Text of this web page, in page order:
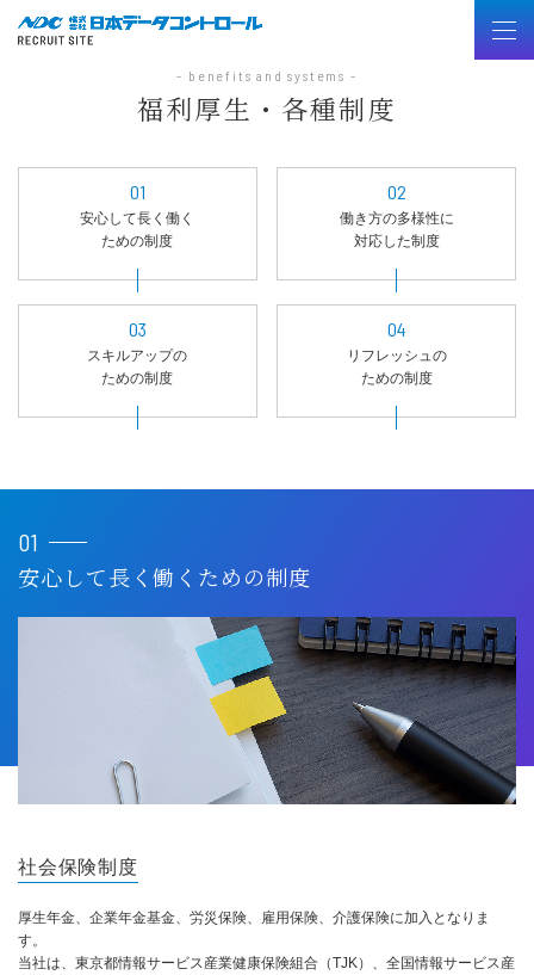
- benefits and systems -
福利厚生・各種制度
01
安心して長く働く
ための制度
02
働き方の多様性に
対応した制度
03
スキルアップの
ための制度
04
リフレッシュの
ための制度
01
安心して長く働くための制度
社会保険制度
厚生年金、企業年金基金、労災保険、雇用保険、介護保険に加入となりま
す。
当社は、東京都情報サービス産業健康保険組合（TJK）、全国情報サービス産